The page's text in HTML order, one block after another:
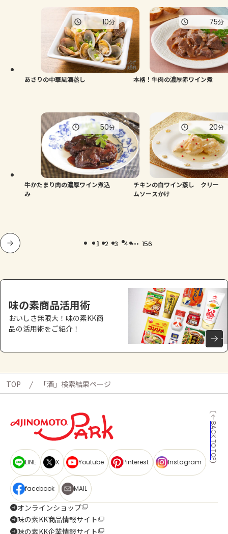
あさりの中華風酒蒸し
10分
本格！牛肉の濃厚赤ワイン煮
75分
牛かたまり肉の濃厚ワイン煮込
み
50分
チキンの白ワイン蒸し クリー
ムソースかけ
20分
1 2 3 4 ... 156
味の素商品活用術
おいしさ無限大！味の素KK商
品の活用術をご紹介！
TOP 「酒」検索結果ページ
BACK TO TOP
LINE X Youtube Pinterest Instagram
facebook MAIL
オンラインショップ
味の素KK商品情報サイト
味の素KK企業情報サイト